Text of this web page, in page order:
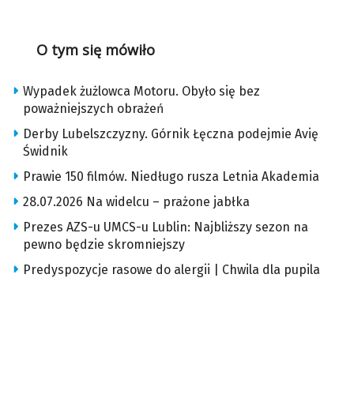
O tym się mówiło
Wypadek żużlowca Motoru. Obyło się bez
poważniejszych obrażeń
Derby Lubelszczyzny. Górnik Łęczna podejmie Avię
Świdnik
Prawie 150 filmów. Niedługo rusza Letnia Akademia
28.07.2026 Na widelcu – prażone jabłka
Prezes AZS-u UMCS-u Lublin: Najbliższy sezon na
pewno będzie skromniejszy
Predyspozycje rasowe do alergii | Chwila dla pupila